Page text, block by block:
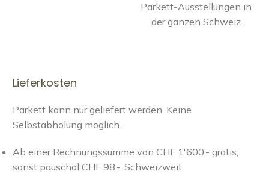
Parkett-Ausstellungen in
der ganzen Schweiz
Lieferkosten
Parkett kann nur geliefert werden. Keine
Selbstabholung möglich.
Ab einer Rechnungssumme von CHF 1'600.- gratis,
sonst pauschal CHF 98.-, Schweizweit